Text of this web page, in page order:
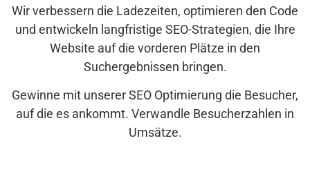
Wir verbessern die Ladezeiten, optimieren den Code
und entwickeln langfristige SEO-Strategien, die Ihre
Website auf die vorderen Plätze in den
Suchergebnissen bringen.
Gewinne mit unserer SEO Optimierung die Besucher,
auf die es ankommt. Verwandle Besucherzahlen in
Umsätze.